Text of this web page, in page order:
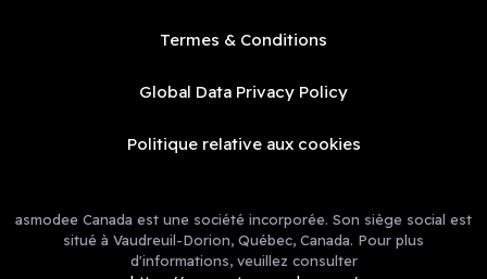
Termes & Conditions
Global Data Privacy Policy
Politique relative aux cookies
asmodee Canada est une société incorporée. Son siège social est
situé à Vaudreuil-Dorion, Québec, Canada. Pour plus
d'informations, veuillez consulter